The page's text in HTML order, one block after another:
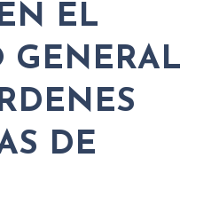
EL
GENERAL
DE